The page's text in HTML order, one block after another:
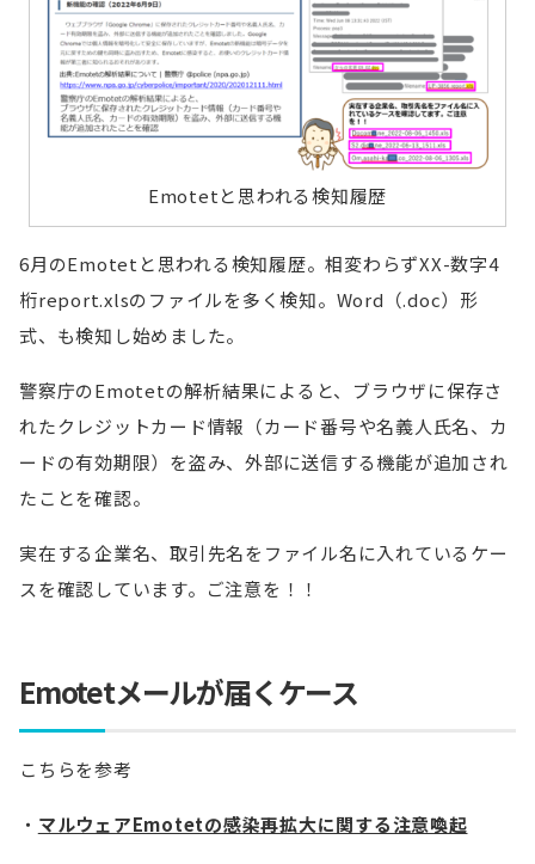
Emotetと思われる検知履歴
6月のEmotetと思われる検知履歴。相変わらずXX-数字4
桁report.xlsのファイルを多く検知。Word（.doc）形
式、も検知し始めました。
警察庁のEmotetの解析結果によると、ブラウザに保存さ
れたクレジットカード情報（カード番号や名義人氏名、カ
ードの有効期限）を盗み、外部に送信する機能が追加され
たことを確認。
実在する企業名、取引先名をファイル名に入れているケー
スを確認しています。ご注意を！！
Emotetメールが届くケース
こちらを参考
マルウェアEmotetの感染再拡大に関する注意喚起